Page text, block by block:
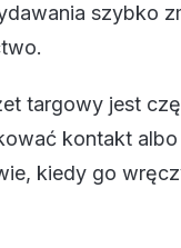
szybko
targowy jest
kontakt albo
kiedy go